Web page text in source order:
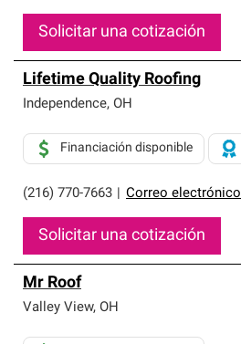
Solicitar una cotización
Lifetime Quality Roofing
Independence, OH
(216) 770-7663 Correo electrónico
Financiación disponible
Solicitar una cotización
Mr Roof
Valley View, OH